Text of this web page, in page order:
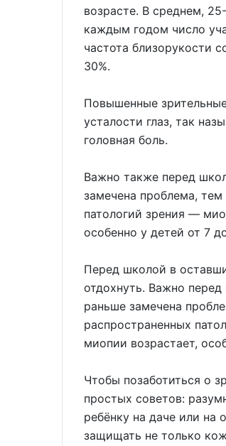
возрасте. В среднем,
каждым годом число
частота близорукости
30%.
Повышенные
усталости глаз, так
головная боль.
Важно также перед
замечена проблема,
патологий зрения —
особенно у детей от 7
Перед школой в
отдохнуть. Важно
раньше замечена
распространенных
миопии возрастает,
Чтобы позаботиться о
простых советов:
ребёнку на даче или на
защищать не только